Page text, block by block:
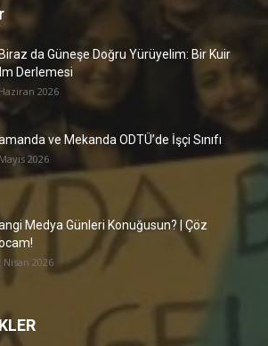
da Güneşe Doğru Yürüyelim: Bir Kuir
Derlemesi
2026
ve Mekanda ODTÜ’de İşçi Sınıfı
2026
Medya Günleri Konuğusun? | Çöz
Nisan 2026